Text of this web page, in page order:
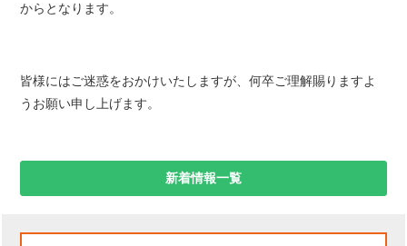
からとなります。
皆様にはご迷惑をおかけいたしますが、何卒ご理解賜りますよ
うお願い申し上げます。
新着情報一覧